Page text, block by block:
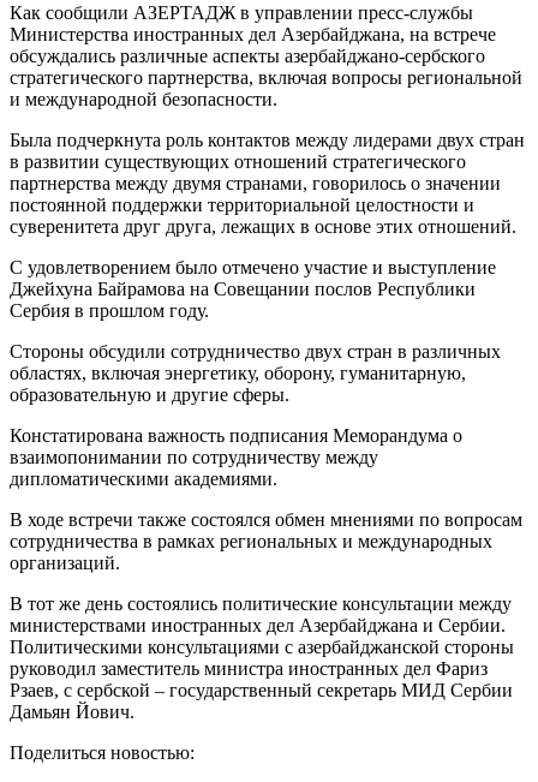
Как сообщили АЗЕРТАДЖ в управлении пресс-службы
Министерства иностранных дел Азербайджана, на встрече
обсуждались различные аспекты азербайджано-сербского
стратегического партнерства, включая вопросы региональной
и международной безопасности.
Была подчеркнута роль контактов между лидерами двух стран
в развитии существующих отношений стратегического
партнерства между двумя странами, говорилось о значении
постоянной поддержки территориальной целостности и
суверенитета друг друга, лежащих в основе этих отношений.
С удовлетворением было отмечено участие и выступление
Джейхуна Байрамова на Совещании послов Республики
Сербия в прошлом году.
Стороны обсудили сотрудничество двух стран в различных
областях, включая энергетику, оборону, гуманитарную,
образовательную и другие сферы.
Констатирована важность подписания Меморандума о
взаимопонимании по сотрудничеству между
дипломатическими академиями.
В ходе встречи также состоялся обмен мнениями по вопросам
сотрудничества в рамках региональных и международных
организаций.
В тот же день состоялись политические консультации между
министерствами иностранных дел Азербайджана и Сербии.
Политическими консультациями с азербайджанской стороны
руководил заместитель министра иностранных дел Фариз
Рзаев, с сербской – государственный секретарь МИД Сербии
Дамьян Йович.
Поделиться новостью: